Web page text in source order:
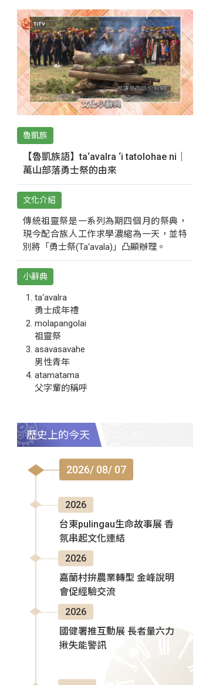
魯凱族
【魯凱族語】ta‘avalra ‘i tatolohae ni｜
萬山部落勇士祭的由來
文化介紹
傳統祖靈祭是一系列為期四個月的祭典，
現今配合族人工作求學濃縮為一天，並特
別將「勇士祭(Ta‘avala)」凸顯辦理。
小辭典
ta‘avalra
勇士成年禮
molapangolai
祖靈祭
asavasavahe
男性青年
atamatama
父字輩的稱呼
歷史上的今天
2026/ 08/ 07
2026
台東pulingau生命故事展 香
氛串起文化連結
2026
嘉蘭村拚農業轉型 金峰說明
會促經驗交流
2026
國健署推互動展 長者量六力
揪失能警訊